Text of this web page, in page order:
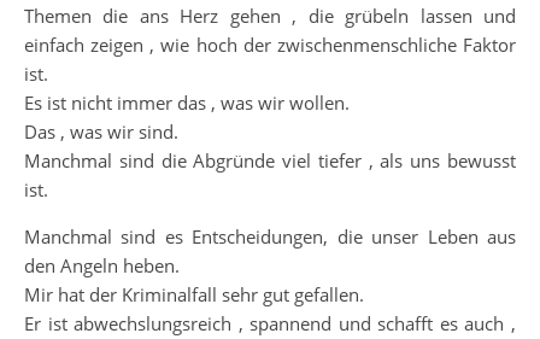
Themen die ans Herz gehen , die grübeln lassen und
einfach zeigen , wie hoch der zwischenmenschliche Faktor
ist.
Es ist nicht immer das , was wir wollen.
Das , was wir sind.
Manchmal sind die Abgründe viel tiefer , als uns bewusst
ist.
Manchmal sind es Entscheidungen, die unser Leben aus
den Angeln heben.
Mir hat der Kriminalfall sehr gut gefallen.
Er ist abwechslungsreich , spannend und schafft es auch ,